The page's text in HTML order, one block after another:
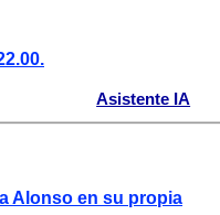
Asistente IA
Alonso en su propia